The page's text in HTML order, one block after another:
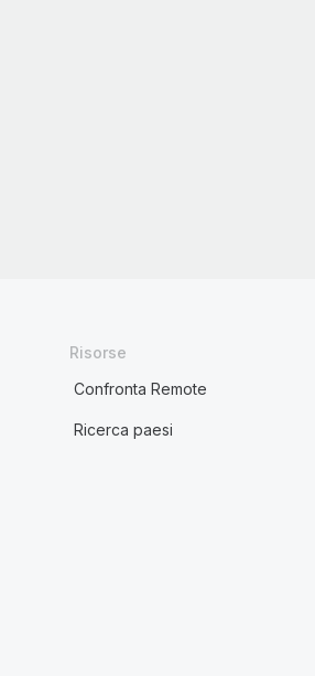
Risorse
Confronta Remote
Ricerca paesi